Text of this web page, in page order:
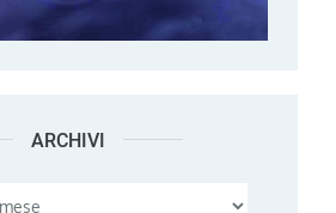
ARCHIVI Archivi